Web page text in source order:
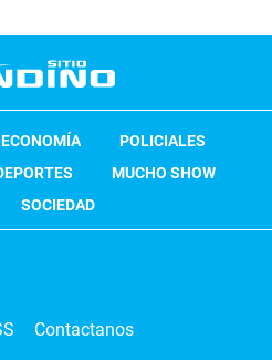
ECONOMÍA
POLICIALES
MUCHO SHOW
SOCIEDAD
Contactanos